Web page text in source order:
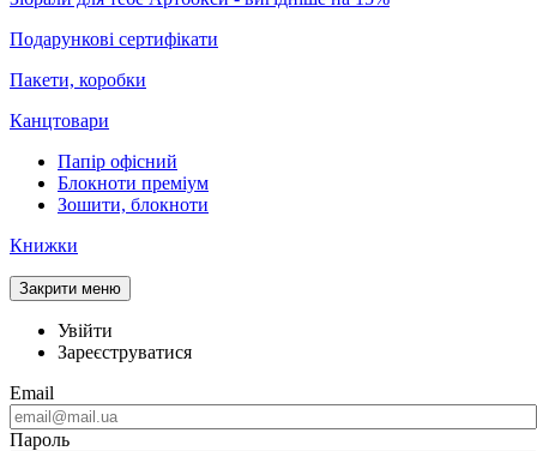
Подарункові сертифікати
Пакети, коробки
Канцтовари
Папір офісний
Блокноти преміум
Зошити, блокноти
Книжки
Закрити меню
Увійти
Зареєструватися
Email
Пароль